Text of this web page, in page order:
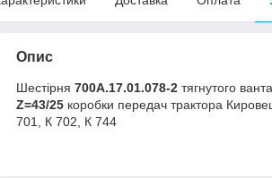
Опис
Шестірня 700А.17.01.078-2 тягнутого
Z=43/25 коробки передач трактора
701, К 702, К 744